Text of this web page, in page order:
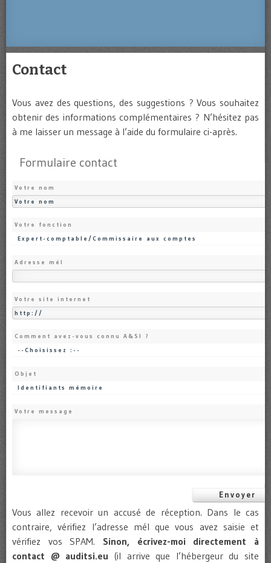
Contact
Vous avez des questions, des suggestions ? Vous souhaitez
obtenir des informations complémentaires ? N’hésitez pas
à me laisser un message à l’aide du formulaire ci-après.
Formulaire contact
Votre nom
Votre fonction
Adresse mél
Votre site internet
Comment avez-vous connu A&SI ?
Objet
Votre message
Vous allez recevoir un accusé de réception. Dans le cas
contraire, vérifiez l’adresse mél que vous avez saisie et
vérifiez vos SPAM. Sinon, écrivez-moi directement à
contact @ auditsi.eu (il arrive que l’hébergeur du site